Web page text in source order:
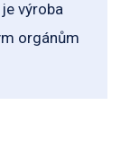
výroba
orgánům